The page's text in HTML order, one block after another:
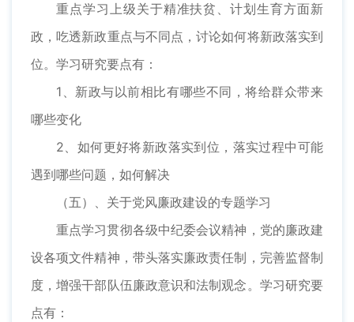
重点学习上级关于精准扶贫、计划生育方面新
政，吃透新政重点与不同点，讨论如何将新政落实到
位。学习研究要点有：
1、新政与以前相比有哪些不同，将给群众带来
哪些变化
2、如何更好将新政落实到位，落实过程中可能
遇到哪些问题，如何解决
（五）、关于党风廉政建设的专题学习
重点学习贯彻各级中纪委会议精神，党的廉政建
设各项文件精神，带头落实廉政责任制，完善监督制
度，增强干部队伍廉政意识和法制观念。学习研究要
点有：